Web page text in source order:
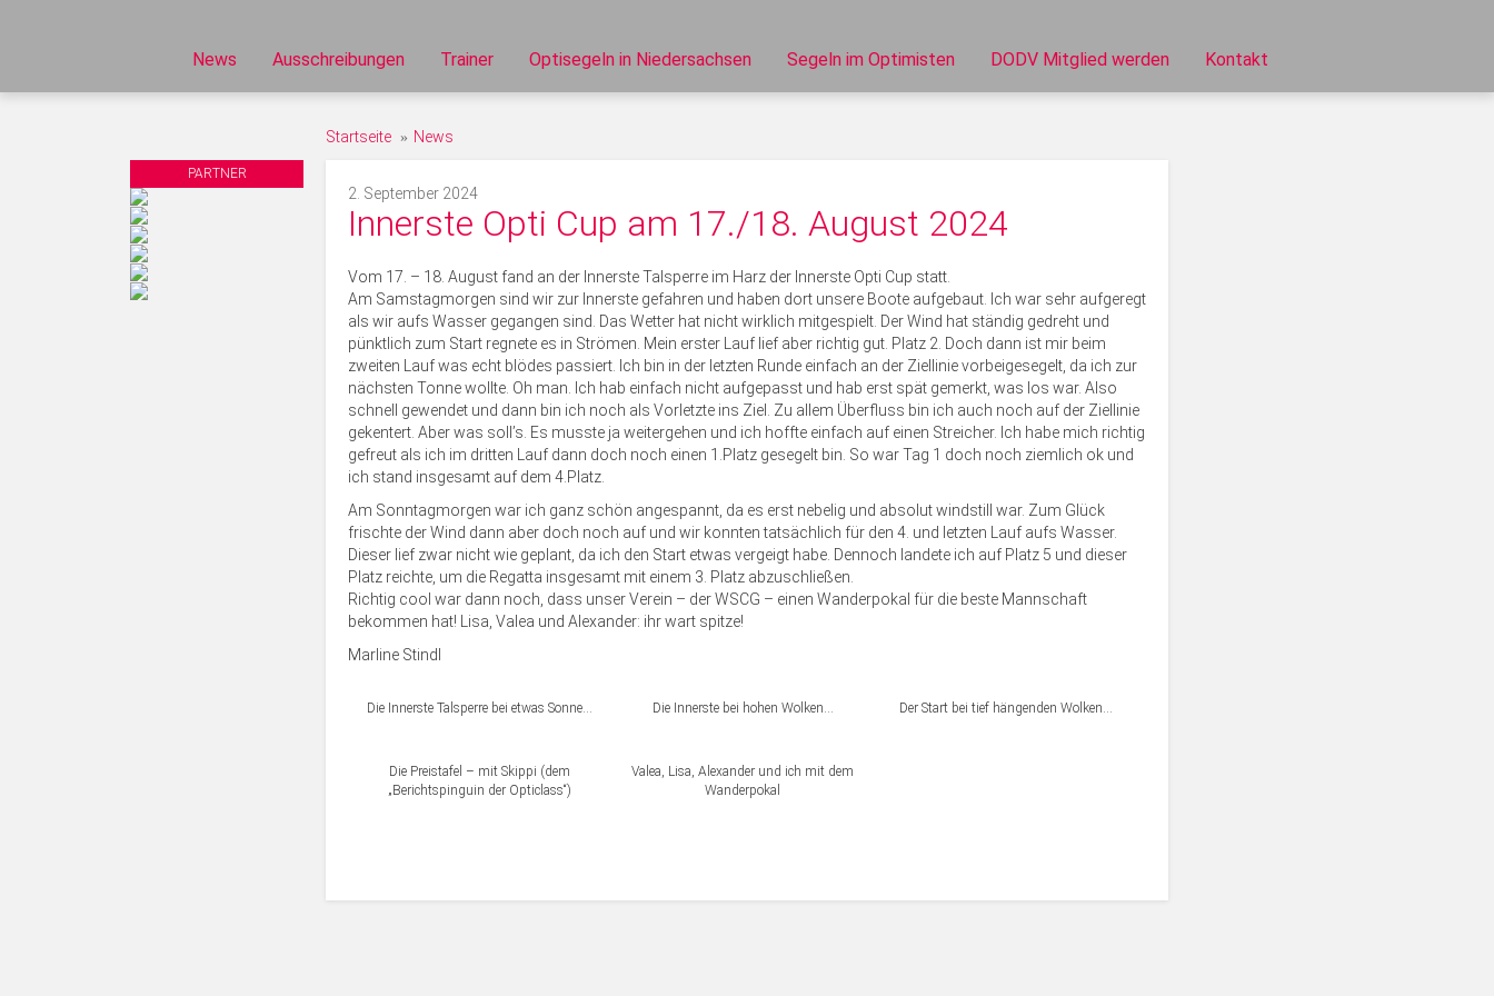
News Ausschreibungen Trainer Optisegeln in Niedersachsen Segeln im Optimisten DODV Mitglied werden Kontakt
PARTNER
Startseite News
2. September 2024
Innerste Opti Cup am 17./18. August 2024
Vom 17. – 18. August fand an der Innerste Talsperre im Harz der Innerste Opti Cup statt.
Am Samstagmorgen sind wir zur Innerste gefahren und haben dort unsere Boote aufgebaut. Ich war sehr aufgeregt
als wir aufs Wasser gegangen sind. Das Wetter hat nicht wirklich mitgespielt. Der Wind hat ständig gedreht und
pünktlich zum Start regnete es in Strömen. Mein erster Lauf lief aber richtig gut. Platz 2. Doch dann ist mir beim
zweiten Lauf was echt blödes passiert. Ich bin in der letzten Runde einfach an der Ziellinie vorbeigesegelt, da ich zur
nächsten Tonne wollte. Oh man. Ich hab einfach nicht aufgepasst und hab erst spät gemerkt, was los war. Also
schnell gewendet und dann bin ich noch als Vorletzte ins Ziel. Zu allem Überfluss bin ich auch noch auf der Ziellinie
gekentert. Aber was soll’s. Es musste ja weitergehen und ich hoffte einfach auf einen Streicher. Ich habe mich richtig
gefreut als ich im dritten Lauf dann doch noch einen 1.Platz gesegelt bin. So war Tag 1 doch noch ziemlich ok und
ich stand insgesamt auf dem 4.Platz.
Am Sonntagmorgen war ich ganz schön angespannt, da es erst nebelig und absolut windstill war. Zum Glück
frischte der Wind dann aber doch noch auf und wir konnten tatsächlich für den 4. und letzten Lauf aufs Wasser.
Dieser lief zwar nicht wie geplant, da ich den Start etwas vergeigt habe. Dennoch landete ich auf Platz 5 und dieser
Platz reichte, um die Regatta insgesamt mit einem 3. Platz abzuschließen.
Richtig cool war dann noch, dass unser Verein – der WSCG – einen Wanderpokal für die beste Mannschaft
bekommen hat! Lisa, Valea und Alexander: ihr wart spitze!
Marline Stindl
Die Innerste Talsperre bei etwas Sonne… Die Innerste bei hohen Wolken… Der Start bei tief hängenden Wolken…
Die Preistafel – mit Skippi (dem
„Berichtspinguin der Opticlass“)
Valea, Lisa, Alexander und ich mit dem
Wanderpokal